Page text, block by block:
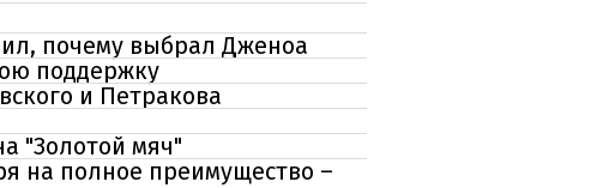
почему выбрал Дженоа
поддержку
и Петракова
"Золотой мяч"
на полное преимущество –